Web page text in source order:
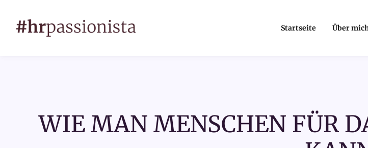
Startseite Über
WIE MAN MENSCHEN FÜR